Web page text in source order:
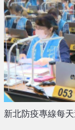
新北防疫專線每